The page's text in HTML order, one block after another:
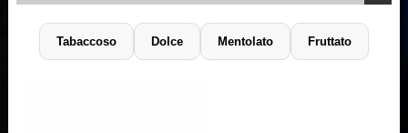
Tabaccoso Dolce Mentolato Fruttato